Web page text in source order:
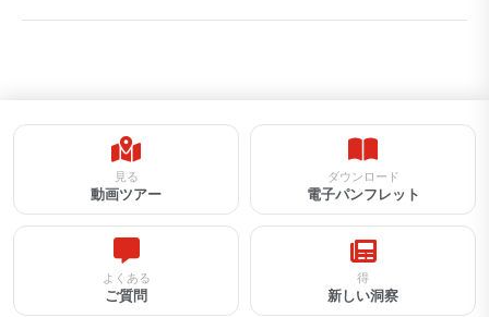
見る
動画ツアー
ダウンロード
電子パンフレット
よくある
ご質問
得
新しい洞察